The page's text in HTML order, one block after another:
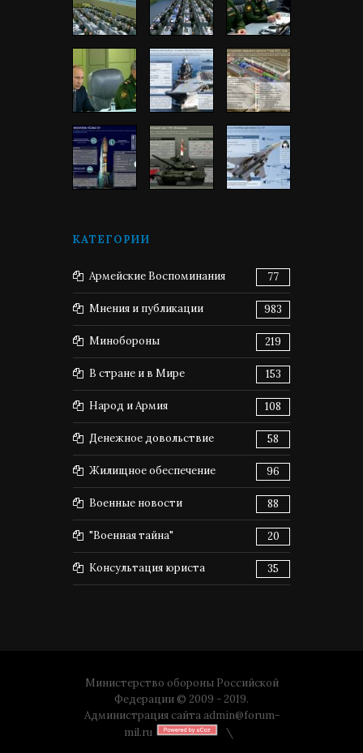
КАТЕГОРИИ
Армейские Воспоминания 77
Мнения и публикации 983
Минобороны 219
В стране и в Мире 153
Народ и Армия 108
Денежное довольствие 58
Жилищное обеспечение 96
Военные новости 88
"Военная тайна" 20
Консультация юриста 35
Министерство обороны Российской
Федерации © 2009 - 2019.
Администрация сайта admin@forum-
mil.ru